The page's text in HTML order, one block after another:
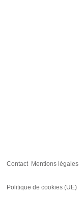
Contact Mentions légales
Politique de cookies (UE)